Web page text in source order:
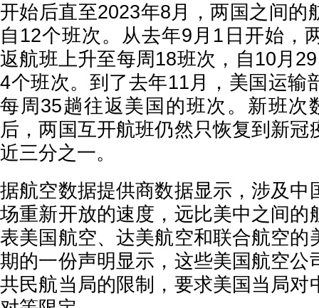
开始后直至2023年8月，两国之间的
自12个班次。从去年9月1日开始，
返航班上升至每周18班次，自10月
4个班次。到了去年11月，美国运输
每周35趟往返美国的班次。新班次
后，两国互开航班仍然只恢复到新冠
近三分之一。
据航空数据提供商数据显示，涉及中
场重新开放的速度，远比美中之间的
表美国航空、达美航空和联合航空的
期的一份声明显示，这些美国航空公
共民航当局的限制，要求美国当局对